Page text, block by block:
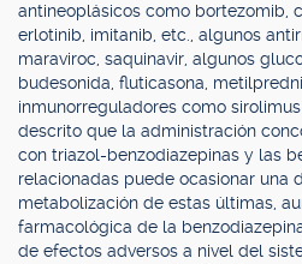
antineoplásicos como bortezomib,
erlotinib, imitanib, etc., algunos
maraviroc, saquinavir, algunos
budesonida, fluticasona,
inmunorreguladores como
descrito que la administración
con triazol-benzodiazepinas y las
relacionadas puede ocasionar una
metabolización de estas últimas,
farmacológica de la
de efectos adversos a nivel del